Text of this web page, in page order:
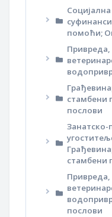
помоћи;
стамбени
послови
Занатско-
стамбени
послови